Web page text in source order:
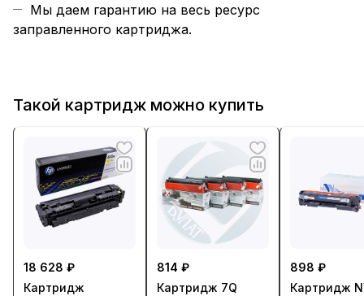
Мы даем гарантию на весь ресурс
заправленного картриджа.
Такой картридж можно купить
18 628 ₽
Картридж
814 ₽
Картридж 7Q
898 ₽
Картридж